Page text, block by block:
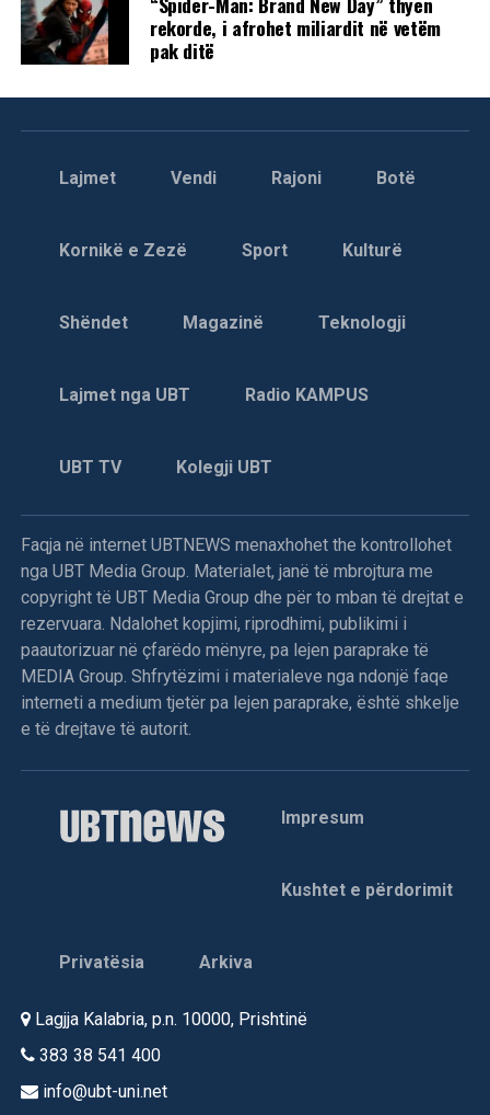
rekorde, i afrohet miliardit në vetëm
pak ditë
Lajmet Vendi Rajoni Botë
Kornikë e Zezë Sport Kulturë
Shëndet Magazinë Teknologji
Lajmet nga UBT Radio KAMPUS
UBT TV Kolegji UBT
Faqja në internet UBTNEWS menaxhohet the kontrollohet
nga UBT Media Group. Materialet, janë të mbrojtura me
copyright të UBT Media Group dhe për to mban të drejtat e
rezervuara. Ndalohet kopjimi, riprodhimi, publikimi i
paautorizuar në çfarëdo mënyre, pa lejen paraprake të
MEDIA Group. Shfrytëzimi i materialeve nga ndonjë faqe
interneti a medium tjetër pa lejen paraprake, është shkelje
e të drejtave të autorit.
Impresum
Kushtet e përdorimit
Privatësia Arkiva
Lagjja Kalabria, p.n. 10000, Prishtinë
383 38 541 400
info@ubt-uni.net